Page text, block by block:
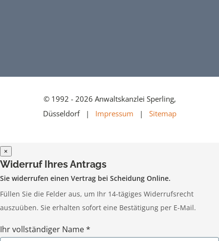
© 1992 - 2026 Anwaltskanzlei Sperling,
Düsseldorf | Impressum | Sitemap
×
Widerruf Ihres Antrags
Sie widerrufen einen Vertrag bei Scheidung Online.
Füllen Sie die Felder aus, um Ihr 14-tägiges Widerrufsrecht
auszuüben. Sie erhalten sofort eine Bestätigung per E-Mail.
Ihr vollständiger Name *